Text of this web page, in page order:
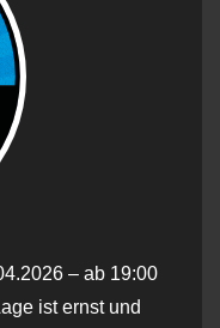
– ab 19:00
ist ernst und